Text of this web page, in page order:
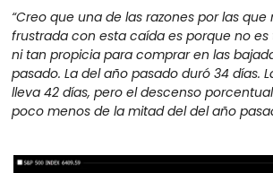
“Creo que una de las razones por las
frustrada con esta caída es porque no
ni tan propicia para comprar en las
pasado. La del año pasado duró 34 días.
lleva 42 días, pero el descenso
poco menos de la mitad del del año